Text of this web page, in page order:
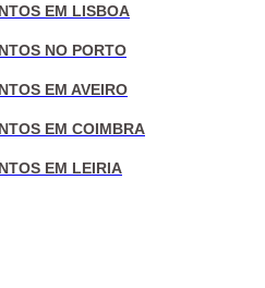
EM LISBOA
NO PORTO
EM AVEIRO
EM COIMBRA
EM LEIRIA